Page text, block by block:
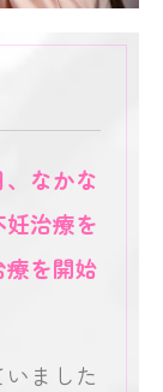
なかな
治療を
を開始
ました